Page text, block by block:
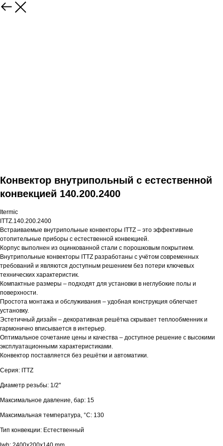
Конвектор внутрипольный с естественной
конвекцией 140.200.2400
Itermic
ITTZ.140.200.2400
Встраиваемые внутрипольные конвекторы ITTZ – это эффективные
отопительные приборы с естественной конвекцией.
Корпус выполнен из оцинкованной стали с порошковым покрытием.
Внутрипольные конвекторы ITTZ разработаны с учётом современных
требований и являются доступным решением без потери ключевых
технических характеристик.
Компактные размеры – подходят для установки в неглубокие полы и
поверхности.
Простота монтажа и обслуживания – удобная конструкция облегчает
установку.
Эстетичный дизайн – декоративная решётка скрывает теплообменник и
гармонично вписывается в интерьер.
Оптимальное сочетание цены и качества – доступное решение с высокими
эксплуатационными характеристиками.
Конвектор поставляется без решётки и автоматики.
Серия: ITTZ
Диаметр резьбы: 1/2"
Максимальное давление, бар: 15
Максимальная температура, °С: 130
Тип конвекции: Естественный